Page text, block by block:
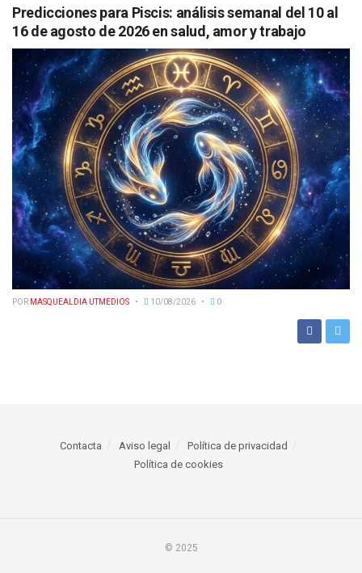
Predicciones para Piscis: análisis semanal del 10 al
16 de agosto de 2026 en salud, amor y trabajo
POR MASQUEALDIA UTMEDIOS 10/08/2026 0
Contacta Aviso legal
Política de privacidad
Política de cookies
© 2025